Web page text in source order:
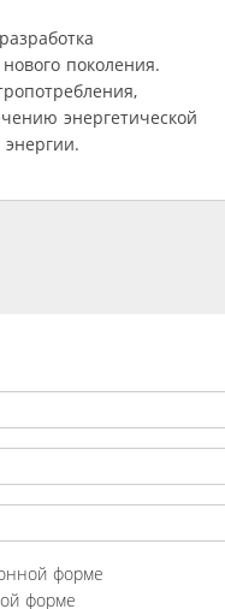
поколения.
энергетической
форме
форме